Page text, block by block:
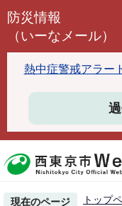
こ
頭
で
防災情報
（いーなメール）
熱中症警戒アラー
現在のページ トップ